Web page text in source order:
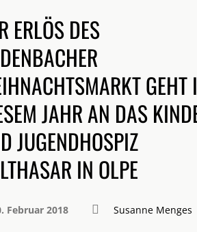
ERLÖS DES
GEHT
JAHR AN DAS
JUGENDHOSPIZ
IN OLPE
Februar 2018 Susanne Menges